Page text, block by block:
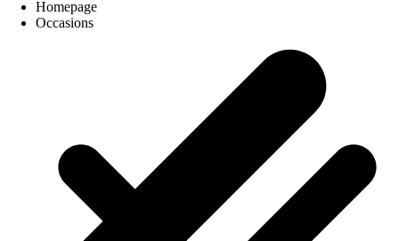
Homepage
Occasions